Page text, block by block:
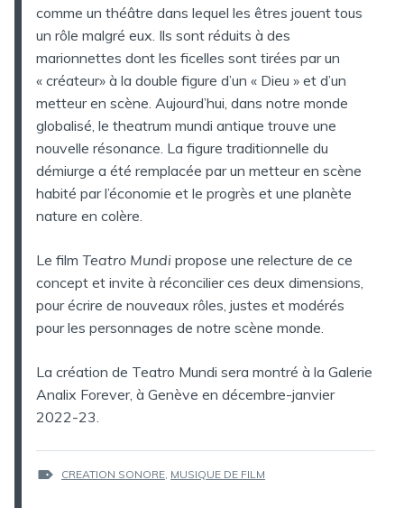
comme un théâtre dans lequel les êtres jouent tous
un rôle malgré eux. Ils sont réduits à des
marionnettes dont les ficelles sont tirées par un
« créateur» à la double figure d’un « Dieu » et d’un
metteur en scène. Aujourd’hui, dans notre monde
globalisé, le theatrum mundi antique trouve une
nouvelle résonance. La figure traditionnelle du
démiurge a été remplacée par un metteur en scène
habité par l’économie et le progrès et une planète
nature en colère.
Le film Teatro Mundi propose une relecture de ce
concept et invite à réconcilier ces deux dimensions,
pour écrire de nouveaux rôles, justes et modérés
pour les personnages de notre scène monde.
La création de Teatro Mundi sera montré à la Galerie
Analix Forever, à Genève en décembre-janvier
2022-23.
ÉTIQUETTES :
CREATION SONORE, MUSIQUE DE FILM